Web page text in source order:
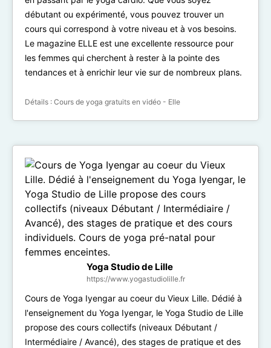
débutant ou expérimenté, vous pouvez trouver un
cours qui correspond à votre niveau et à vos besoins.
Le magazine ELLE est une excellente ressource pour
les femmes qui cherchent à rester à la pointe des
tendances et à enrichir leur vie sur de nombreux plans.
Détails : Cours de yoga gratuits en vidéo - Elle
Yoga Studio de Lille
https://www.yogastudiolille.fr
Cours de Yoga Iyengar au coeur du Vieux Lille. Dédié à
l'enseignement du Yoga Iyengar, le Yoga Studio de Lille
propose des cours collectifs (niveaux Débutant /
Intermédiaire / Avancé), des stages de pratique et des